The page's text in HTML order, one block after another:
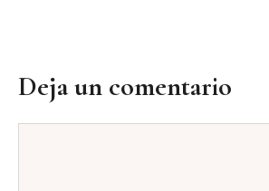
Deja un comentario